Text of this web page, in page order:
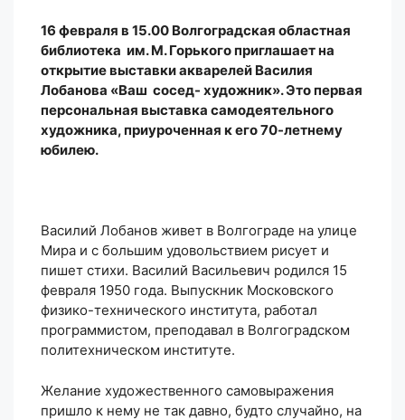
16 февраля в 15.00 Волгоградская областная
библиотека им. М. Горького приглашает на
открытие выставки акварелей Василия
Лобанова «Ваш сосед- художник». Это первая
персональная выставка самодеятельного
художника, приуроченная к его 70-летнему
юбилею.
Василий Лобанов живет в Волгограде на улице
Мира и с большим удовольствием рисует и
пишет стихи. Василий Васильевич родился 15
февраля 1950 года. Выпускник Московского
физико-технического института, работал
программистом, преподавал в Волгоградском
политехническом институте.
Желание художественного самовыражения
пришло к нему не так давно, будто случайно, на